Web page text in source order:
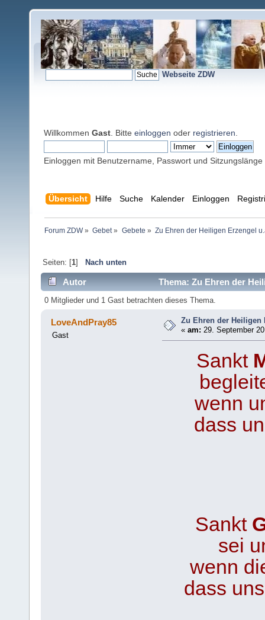
Webseite ZDW
Willkommen Gast . Bitte einloggen oder registrieren
Einloggen mit Benutzername, Passwort und Sitzungslänge
Übersicht Hilfe Suche Kalender Einloggen
Forum ZDW» Gebet» Gebete » Zu Ehren der Heiligen Erzengel
Seiten: [1] Nach unten
Autor Thema: Zu Ehren der
0 Mitglieder und 1 Gast betrachten dieses Thema.
LoveAndPray85
Gast
Zu Ehren der Heiligen
«am: 29. September
Sankt
wenn
dass
Sankt
sei
wenn
dass